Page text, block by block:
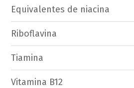
Equivalentes de niacina
Riboflavina
Tiamina
Vitamina B12